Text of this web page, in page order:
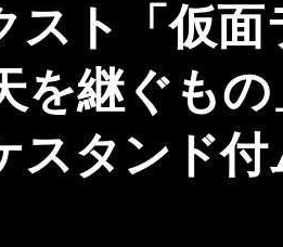
スト「仮
を継ぐも
スタンド